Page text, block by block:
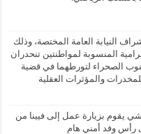
النيابة العامة المختصة، وذلك
المنسوبة لمواطنتين تنحدران
الصحراء لتورطهما في قضية
والمؤثرات العقلية
يقوم بزيارة عمل إلى فيينا من